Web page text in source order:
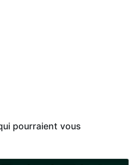
pourraient vous